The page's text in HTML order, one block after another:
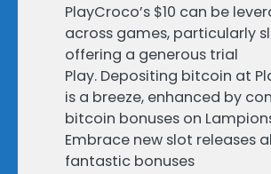
PlayCroco’s $10 can be
across games, particularly
offering a generous trial
Play. Depositing bitcoin at
is a breeze, enhanced by
bitcoin bonuses on
Embrace new slot releases
fantastic bonuses